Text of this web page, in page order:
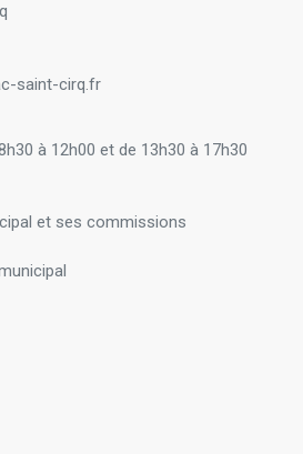
saint-cirq.fr
à 12h00 et de 13h30 à 17h30
et ses commissions